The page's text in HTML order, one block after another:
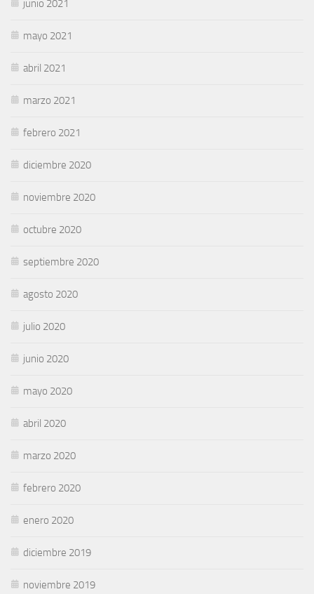
junio 2021
mayo 2021
abril 2021
marzo 2021
febrero 2021
diciembre 2020
noviembre 2020
octubre 2020
septiembre 2020
agosto 2020
julio 2020
junio 2020
mayo 2020
abril 2020
marzo 2020
febrero 2020
enero 2020
diciembre 2019
noviembre 2019